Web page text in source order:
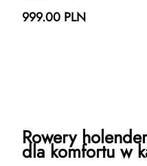
999.00 PLN
Rowery
dla komfortu w